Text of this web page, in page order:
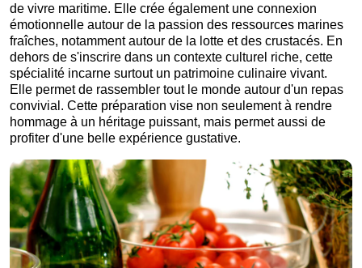
de vivre maritime. Elle crée également une connexion
émotionnelle autour de la passion des ressources marines
fraîches, notamment autour de la lotte et des crustacés. En
dehors de s'inscrire dans un contexte culturel riche, cette
spécialité incarne surtout un patrimoine culinaire vivant.
Elle permet de rassembler tout le monde autour d'un repas
convivial. Cette préparation vise non seulement à rendre
hommage à un héritage puissant, mais permet aussi de
profiter d'une belle expérience gustative.